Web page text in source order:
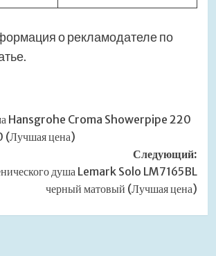
о рекламодателе по
Hansgrohe Croma Showerpipe 220
цена)
Следующий:
душа Lemark Solo LM7165BL
черный матовый (Лучшая цена)